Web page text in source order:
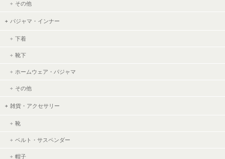
その他
パジャマ・インナー
下着
靴下
ホームウェア・パジャマ
その他
雑貨・アクセサリー
靴
ベルト・サスペンダー
帽子